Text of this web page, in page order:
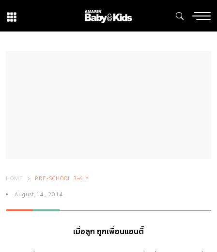
HOME PRE-SCHOOL 3-6 Y
August 14, 2014
เมื่อลูก ถูกเพื่อนแอนตี้